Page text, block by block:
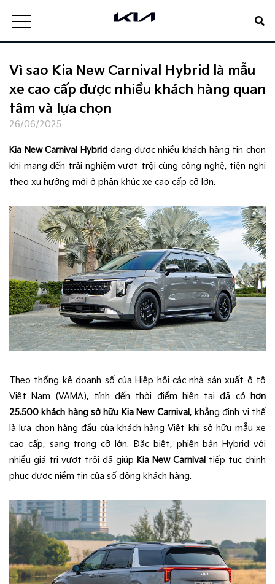
Vì sao Kia New Carnival Hybrid là mẫu
xe cao cấp được nhiều khách hàng quan
tâm và lựa chọn
26/06/2025
Kia New Carnival Hybrid đang được nhiều khách hàng tin chọn
khi mang đến trải nghiệm vượt trội cùng công nghệ, tiện nghi
theo xu hướng mới ở phân khúc xe cao cấp cỡ lớn.
Theo thống kê doanh số của Hiệp hội các nhà sản xuất ô tô
Việt Nam (VAMA), tính đến thời điểm hiện tại đã có
hơn
25.500 khách hàng sở hữu Kia New Carnival, khẳng định vị thế
là lựa chọn hàng đầu của khách hàng Việt khi sở hữu mẫu xe
cao cấp, sang trọng cỡ lớn. Đặc biệt, phiên bản Hybrid với
nhiều giá trị vượt trội đã giúp Kia New Carnival tiếp tục chinh
phục được niềm tin của số đông khách hàng.